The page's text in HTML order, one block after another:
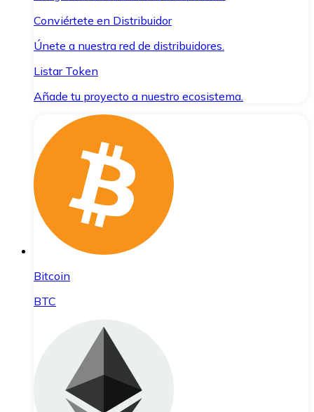
Conviértete en Distribuidor
Únete a nuestra red de distribuidores.
Listar Token
Añade tu proyecto a nuestro ecosistema.
Bitcoin
BTC